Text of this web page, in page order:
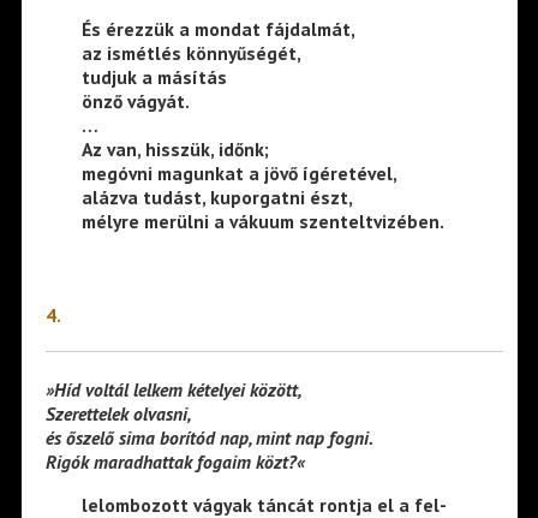
És érezzük a mondat fájdalmát,
az ismétlés könnyűségét,
tudjuk a másítás
önző vágyát.
…
Az van, hisszük, időnk;
megóvni magunkat a jövő ígéretével,
alázva tudást, kuporgatni észt,
mélyre merülni a vákuum szenteltvizében.
4.
»Híd voltál lelkem kételyei között,
Szerettelek olvasni,
és őszelő sima borítód nap, mint nap fogni.
Rigók maradhattak fogaim közt?«
lelombozott vágyak táncát rontja el a fel-